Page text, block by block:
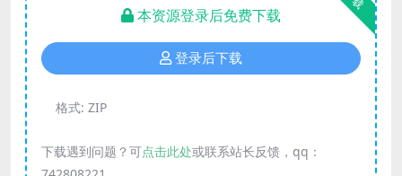
本资源登录后免费下载
登录后下载
格式: ZIP
下载遇到问题？可点击此处或联系站长反馈，qq：